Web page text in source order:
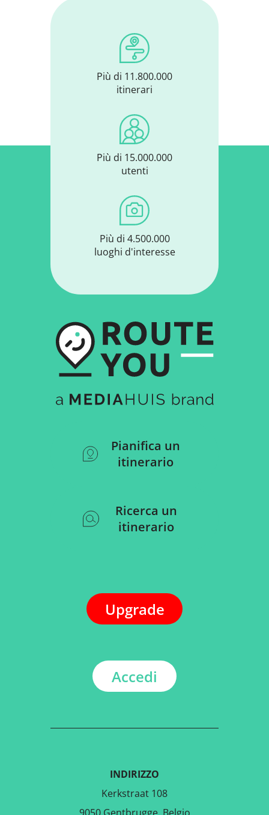
Più di 11.800.000
itinerari
Più di 15.000.000
utenti
Più di 4.500.000
luoghi d'interesse
Pianifica un
itinerario
Ricerca un
itinerario
Upgrade
Accedi
INDIRIZZO
Kerkstraat 108